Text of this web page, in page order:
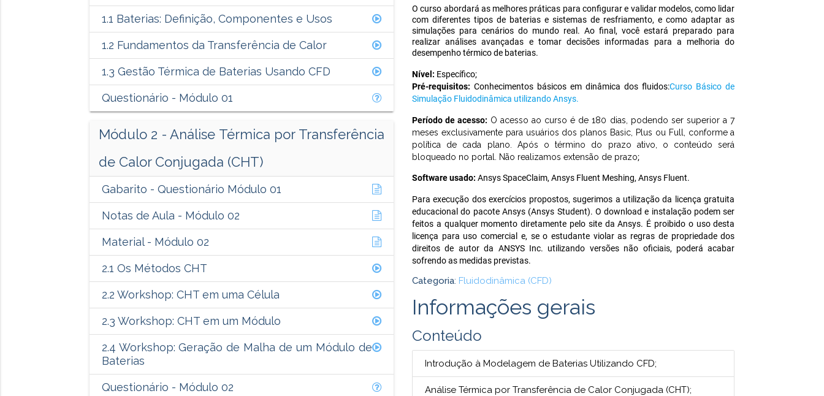
1.1 Baterias: Definição, Componentes e Usos
1.2 Fundamentos da Transferência de Calor
1.3 Gestão Térmica de Baterias Usando CFD
Questionário - Módulo 01
Módulo 2 - Análise Térmica por Transferência
de Calor Conjugada (CHT)
Gabarito - Questionário Módulo 01
Notas de Aula - Módulo 02
Material - Módulo 02
2.1 Os Métodos CHT
2.2 Workshop: CHT em uma Célula
2.3 Workshop: CHT em um Módulo
2.4 Workshop: Geração de Malha de um Módulo de
Baterias
Questionário - Módulo 02
O curso abordará as melhores práticas para configurar e validar modelos, como lidar
com diferentes tipos de baterias e sistemas de resfriamento, e como adaptar as
simulações para cenários do mundo real. Ao final, você estará preparado para
realizar análises avançadas e tomar decisões informadas para a melhoria do
desempenho térmico de baterias.
Nível: Específico;
Pré-requisitos: Conhecimentos básicos em dinâmica dos fluidos:Curso Básico de
Simulação Fluidodinâmica utilizando Ansys.
Período de acesso: O acesso ao curso é de 180 dias, podendo ser superior a 7
meses exclusivamente para usuários dos planos Basic, Plus ou Full, conforme a
política de cada plano. Após o término do prazo ativo, o conteúdo será
bloqueado no portal. Não realizamos extensão de prazo;
Software usado: Ansys SpaceClaim, Ansys Fluent Meshing, Ansys Fluent.
Para execução dos exercícios propostos, sugerimos a utilização da licença gratuita
educacional do pacote Ansys (Ansys Student). O download e instalação podem ser
feitos a qualquer momento diretamente pelo site da Ansys. É proibido o uso desta
licença para uso comercial e, se o estudante violar as regras de propriedade dos
direitos de autor da ANSYS Inc. utilizando versões não oficiais, poderá acabar
sofrendo as medidas previstas.
Categoria: Fluidodinâmica (CFD)
Informações gerais
Conteúdo
Introdução à Modelagem de Baterias Utilizando CFD;
Análise Térmica por Transferência de Calor Conjugada (CHT);